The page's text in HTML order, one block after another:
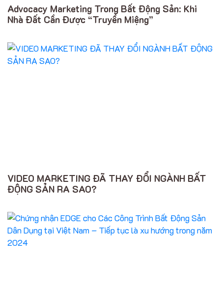
Advocacy Marketing Trong Bất Động Sản: Khi
Nhà Đất Cần Được “Truyền Miệng”
VIDEO MARKETING ĐÃ THAY ĐỔI NGÀNH BẤT
ĐỘNG SẢN RA SAO?